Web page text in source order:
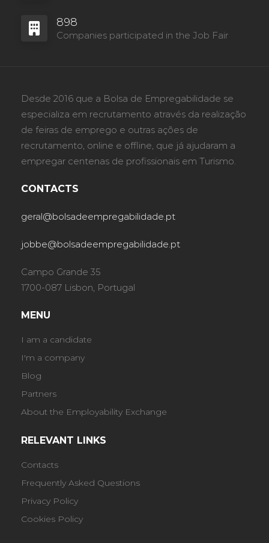
898
Companies participated in the Job Fair
Desde 2016 que a Bolsa de Empregabilidade se
especializa em recrutamento através da realização
de feiras de emprego e outras ações de
recrutamento, online e offline, que já ajudaram a
empregar centenas de profissionais em Turismo.
CONTACTS
geral@bolsadeempregabilidade.pt
jobbe@bolsadeempregabilidade.pt
Campo Grande 35
1700-087 Lisbon, Portugal
MENU
I am a candidate
I'm a company
Blog
Partners
About the Employability Exchange
RELEVANT LINKS
Contacts
Frequently Asked Questions
Privacy Policy
Cookies Policy